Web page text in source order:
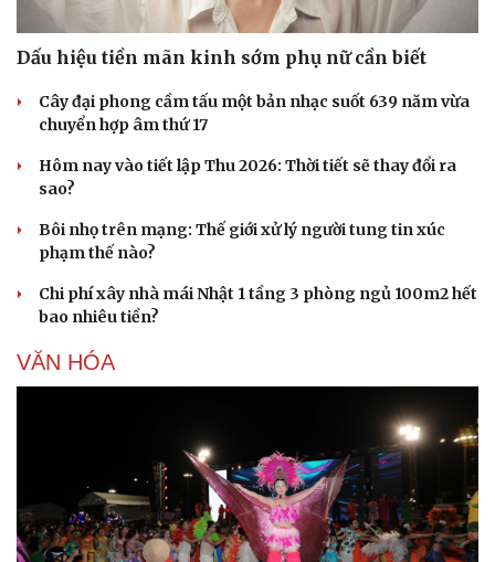
Dấu hiệu tiền mãn kinh sớm phụ nữ cần biết
Cây đại phong cầm tấu một bản nhạc suốt 639 năm vừa
chuyển hợp âm thứ 17
Hôm nay vào tiết lập Thu 2026: Thời tiết sẽ thay đổi ra
sao?
Bôi nhọ trên mạng: Thế giới xử lý người tung tin xúc
phạm thế nào?
Chi phí xây nhà mái Nhật 1 tầng 3 phòng ngủ 100m2 hết
bao nhiêu tiền?
VĂN HÓA